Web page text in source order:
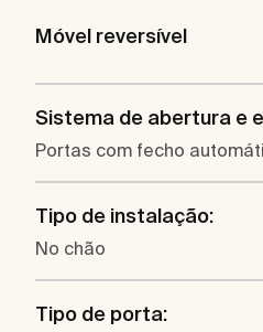
Móvel reversível
Sistema de abertura e
Portas com fecho
Tipo de instalação:
No chão
Tipo de porta: